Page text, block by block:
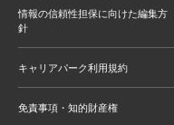
情報の信頼性担保に向けた編集方
針
キャリアパーク利用規約
免責事項・知的財産権